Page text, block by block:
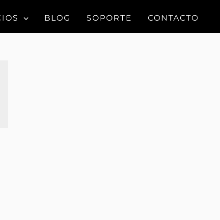
BLOG SOPORTE CONTACTO